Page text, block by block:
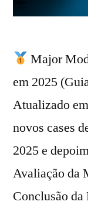
Major
em 2025
Atualizado
novos cases
2025 e
Avaliação da
Conclusão